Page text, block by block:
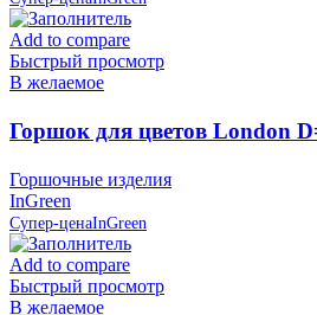
Add to compare
Быстрый просмотр
В желаемое
Горшок для цветов London
Горшочные изделия
InGreen
Супер-ценаInGreen
Add to compare
Быстрый просмотр
В желаемое